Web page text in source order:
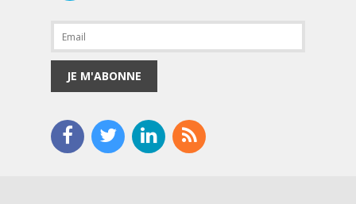
JE M'ABONNE